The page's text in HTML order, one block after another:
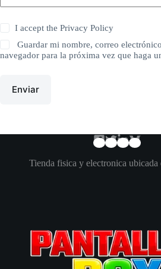
I accept thePrivacy Policy
Guardar mi nombre, correo
navegador para la próxima vez que haga
Enviar
Tienda fisica y electronica